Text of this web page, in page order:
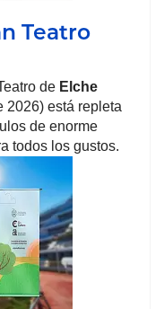
Teatro
de Elche
2026) está repleta
de enorme
todos los gustos.